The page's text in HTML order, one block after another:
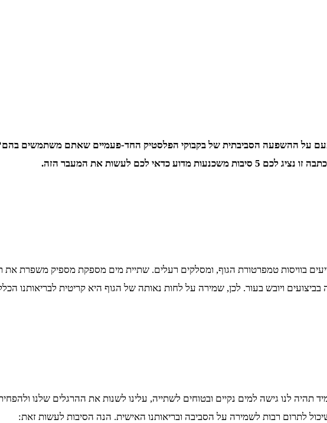
על ההשפעה הסביבתית של בקבוקי הפלסטיק החד-פעמיים שאתם משתמשים
לכם לעשות את המעבר הזה.
בוויסות טמפרטורת הגוף, ומסלקים רעלים. שתיית מים מספקת מספיק משפרת
ויובש בעור. לכן, שמירה על לחות נאותה של הגוף היא קריטית לבריאותנו
תהיה לנו גישה למים נקיים ובטוחים לשתייה, עלינו לשנות את ההרגלים שלנו
לתרום רבות לשמירה על הסביבה ובריאותנו האישית. הנה הסיבות לעשות זאת: